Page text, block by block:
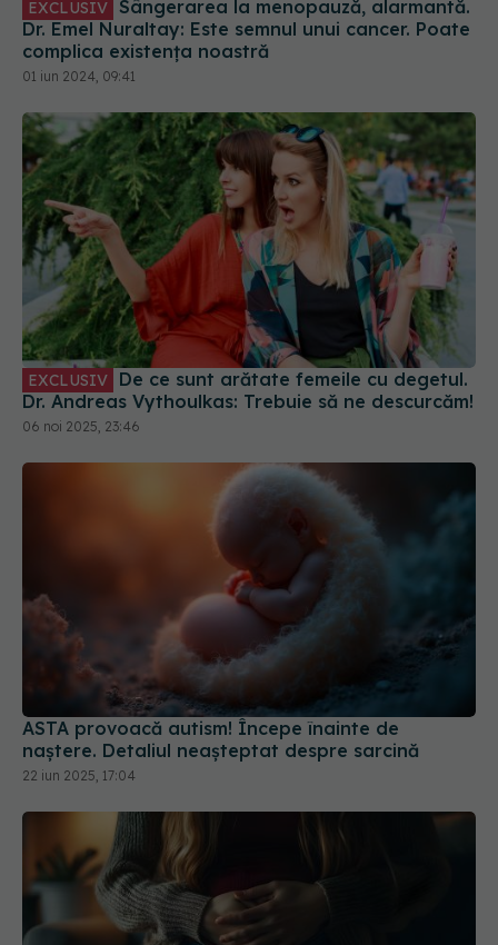
complica existența noastră
01 iun 2024, 09:41
EXCLUSIV
De ce sunt arătate femeile cu degetul.
Dr. Andreas Vythoulkas: Trebuie să ne descurcăm!
06 noi 2025, 23:46
ASTA provoacă autism! Începe înainte de
naștere. Detaliul neașteptat despre sarcină
22 iun 2025, 17:04